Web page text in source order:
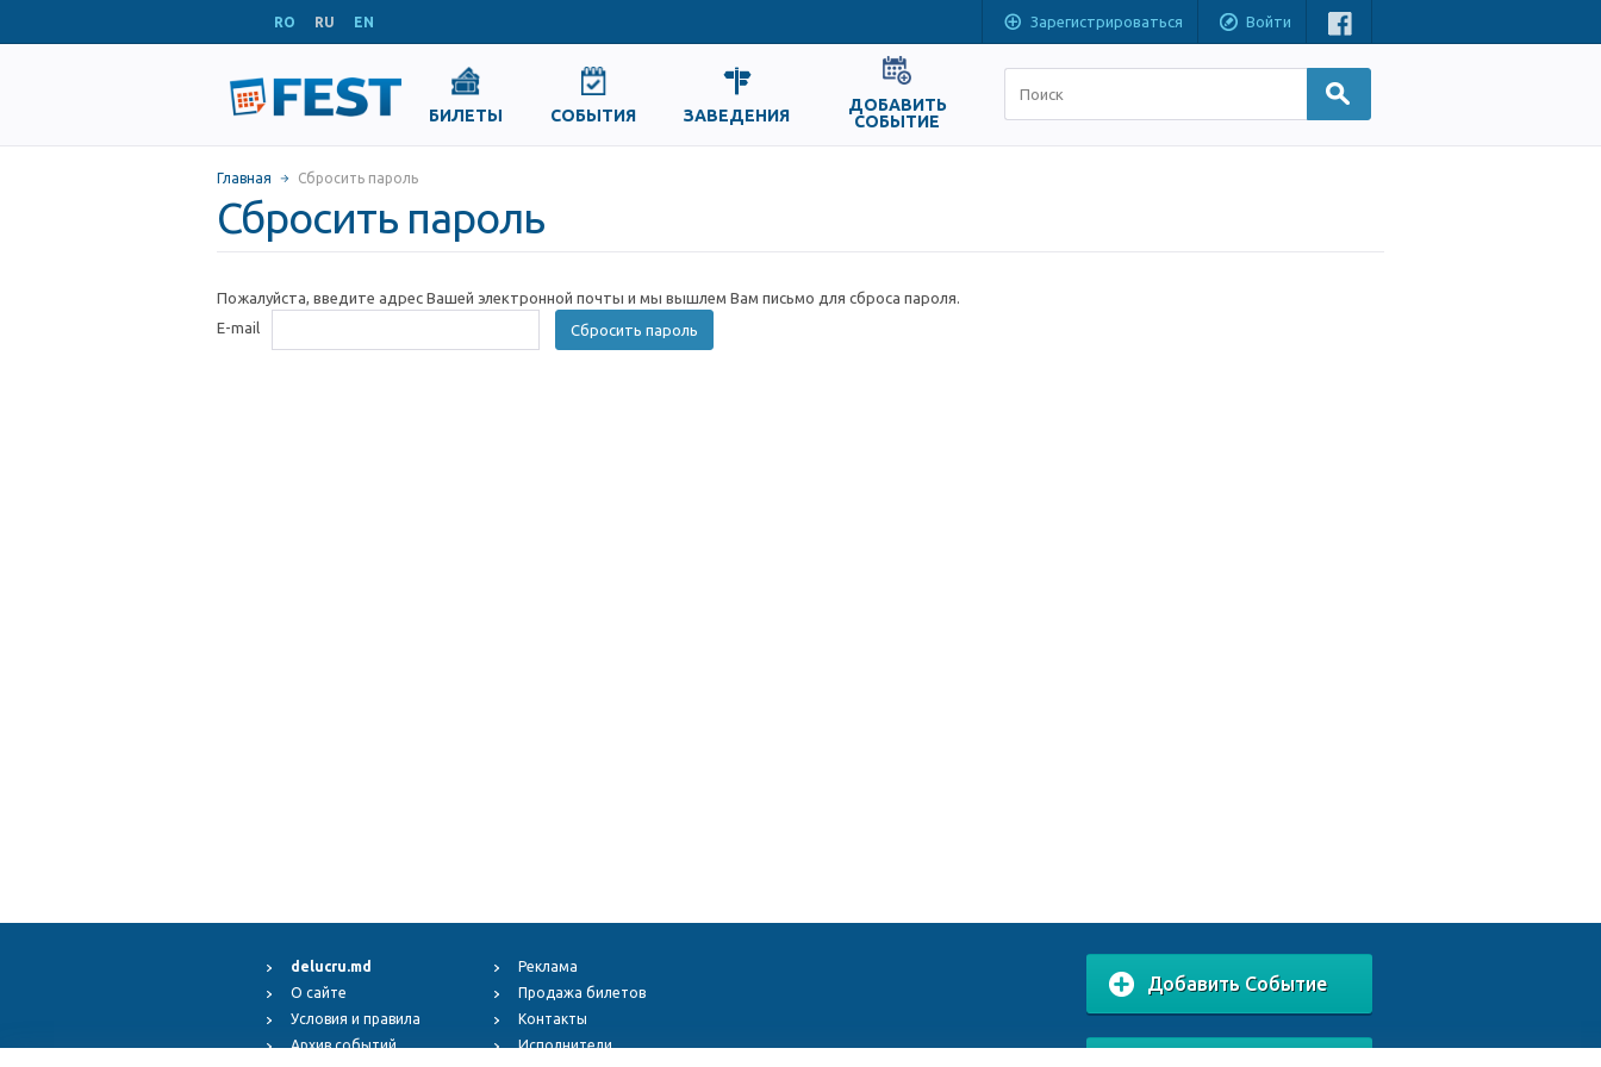
RO RU EN Зарегистрироваться Войти
БИЛЕТЫ СОБЫТИЯ ЗАВЕДЕНИЯ
ДОБАВИТЬ
СОБЫТИЕ
Главная Сбросить пароль
Сбросить пароль
Пожалуйста, введите адрес Вашей электронной почты и мы вышлем Вам письмо для сброса пароля.
E-mail
Сбросить пароль
delucru.md
О сайте
Условия и правила
Архив событий
Реклама
Продажа билетов
Контакты
Исполнители
Добавить Событие